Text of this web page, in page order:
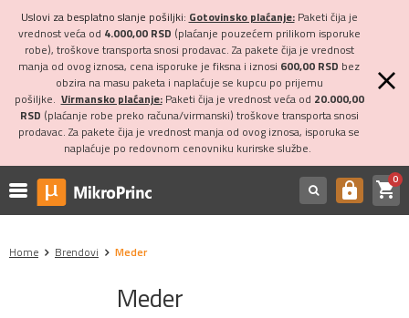
Uslovi za besplatno slanje pošiljki: Gotovinsko plaćanje:Paketi čija je
vrednost veća od 4.000,00 RSD (plaćanje pouzećem prilikom isporuke
robe), troškove transporta snosi prodavac. Za pakete čija je vrednost
manja od ovog iznosa, cena isporuke je fiksna i iznosi 600,00 RSD bez
obzira na masu paketa i naplaćuje se kupcu po prijemu
pošiljke. Virmansko plaćanje:Paketi čija je vrednost veća od 20.000,00
RSD (plaćanje robe preko računa/virmanski) troškove transporta snosi
prodavac. Za pakete čija je vrednost manja od ovog iznosa, isporuka se
naplaćuje po redovnom cenovniku kurirske službe.
https shopping_cart0
Home Brendovi Meder
Meder